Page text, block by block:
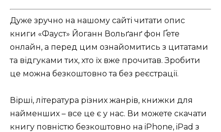
Дуже зручно на нашому сайті читати опис
книги «Фауст» Йоганн Вольґанґ фон Ґете
онлайн, а перед цим ознайомитись з цитатами
та відгуками тих, хто їх вже прочитав. Зробити
це можна безкоштовно та без реєстрації.
Вірші, література різних жанрів, книжки для
найменших – все це є у нас. Ви можете скачати
книгу повністю безкоштовно на iPhone, iPad з